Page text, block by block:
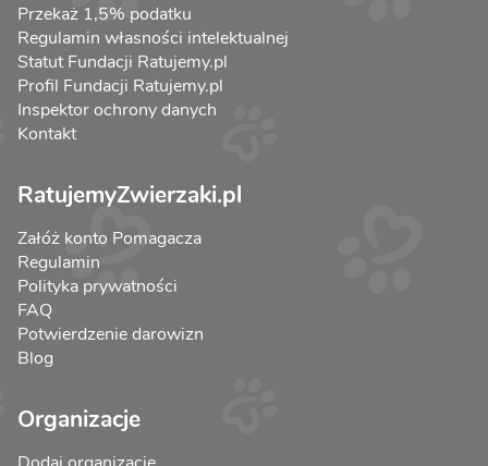
Przekaż 1,5% podatku
Regulamin własności intelektualnej
Statut Fundacji Ratujemy.pl
Profil Fundacji Ratujemy.pl
Inspektor ochrony danych
Kontakt
RatujemyZwierzaki.pl
Załóż konto Pomagacza
Regulamin
Polityka prywatności
FAQ
Potwierdzenie darowizn
Blog
Organizacje